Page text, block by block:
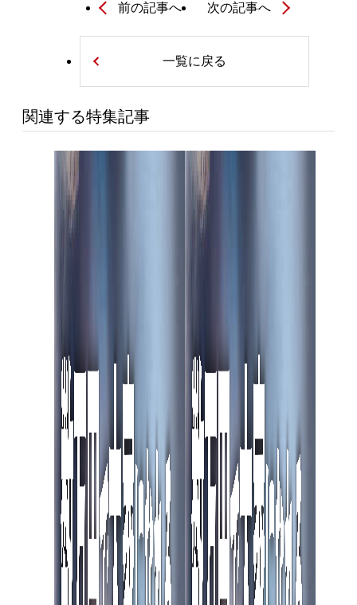
前の記事へ 次の記事へ
一覧に戻る
関連する特集記事